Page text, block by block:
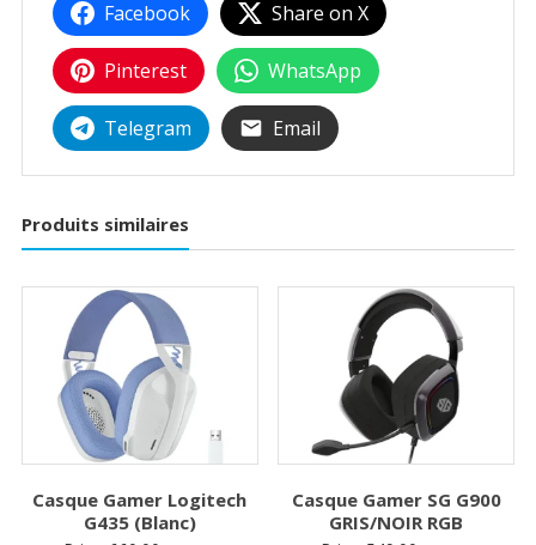
Facebook Share on X
Pinterest WhatsApp
Telegram Email
Produits similaires
Casque Gamer Logitech
G435 (Blanc)
Casque Gamer SG G900
GRIS/NOIR RGB